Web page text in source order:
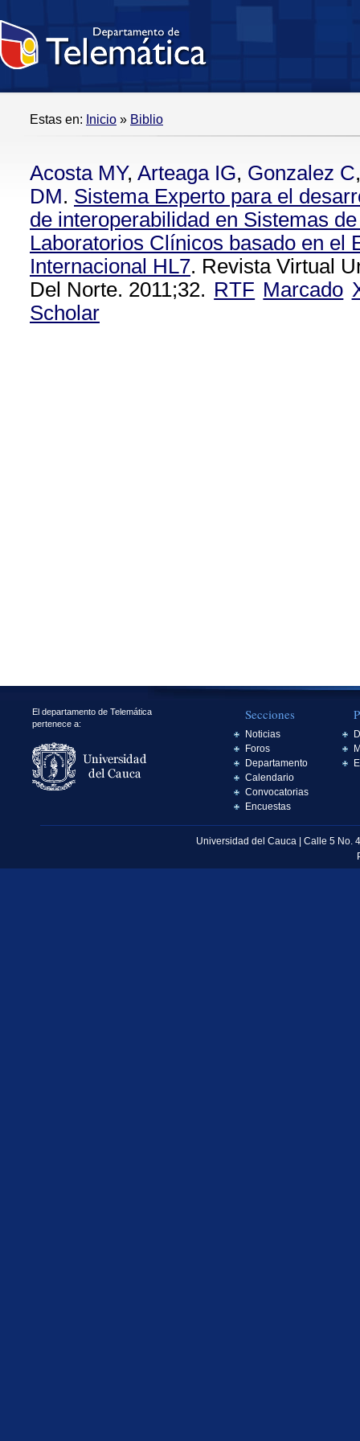
Estas en: Inicio » Biblio
Acosta MY, Arteaga IG, Gonzalez C
DM. Sistema Experto para el
de interoperabilidad en Sistemas
Laboratorios Clínicos basado en el
Internacional HL7. Revista Virtual
Del Norte. 2011;32. RTF Marcado
Scholar
El departamento de Telemática
pertenece a:
Secciones
Noticias
Foros
Departamento
Calendario
Convocatorias
Encuestas
Universidad del Cauca | Calle 5 No.